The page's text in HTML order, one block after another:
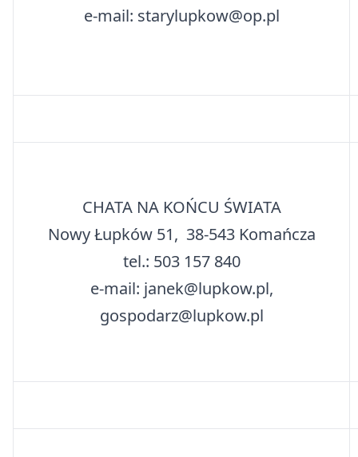
e-mail: starylupkow@op.pl
CHATA NA KOŃCU ŚWIATA
Nowy Łupków 51, 38-543 Komańcza
tel.: 503 157 840
e-mail: janek@lupkow.pl,
gospodarz@lupkow.pl